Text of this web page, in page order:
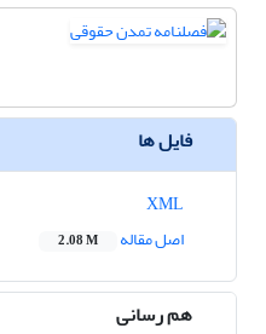
فایل ها
اصل مقاله
2.08 M
هم رسانی